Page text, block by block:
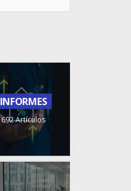
INFORMES
692 Artículos